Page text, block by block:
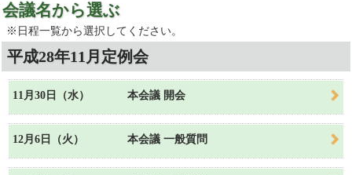
会議名から選ぶ
※日程一覧から選択してください。
平成28年11月定例会
11月30日（水） 本会議 開会
12月6日（火） 本会議 一般質問